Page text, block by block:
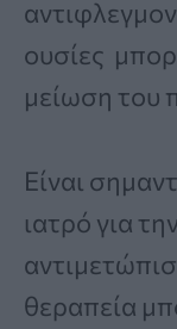
ουσίες
μείωση του
Είναι
ιατρό για
θεραπεία